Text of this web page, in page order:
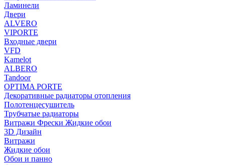
Ламинели
Двери
ALVERO
VIPORTE
Входные двери
VFD
Kamelot
ALBERO
Tandoor
OPTIMA PORTE
Декоративные радиаторы отопления
Полотенцесушитель
Трубчатые радиаторы
Витражи Фрески Жидкие обои
3D Дизайн
Витражи
Жидкие обои
Обои и панно